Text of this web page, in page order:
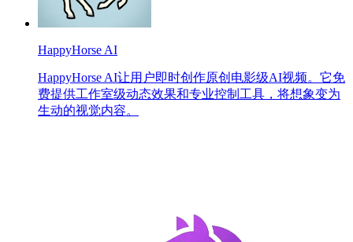
HappyHorse AI
HappyHorse AI让用户即时创作原创电影级AI视频。它免
费提供工作室级动态效果和专业控制工具，将想象变为
生动的视觉内容。